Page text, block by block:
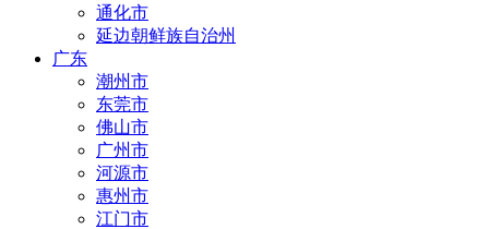
通化市
延边朝鲜族自治州
广东
潮州市
东莞市
佛山市
广州市
河源市
惠州市
江门市